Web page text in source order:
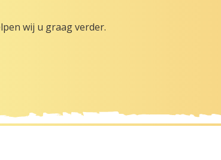
wij u graag verder.